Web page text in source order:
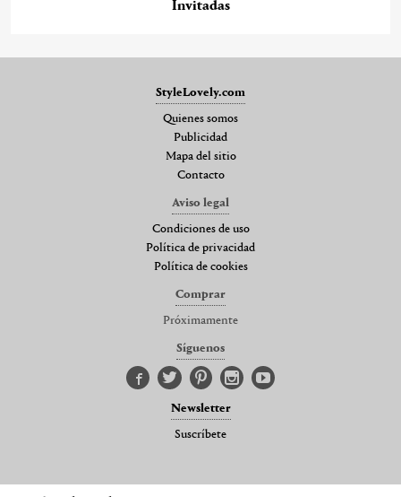
Invitadas
StyleLovely.com
Quienes somos
Publicidad
Mapa del sitio
Contacto
Aviso legal
Condiciones de uso
Política de privacidad
Política de cookies
Comprar
Próximamente
Síguenos
Newsletter
Suscríbete